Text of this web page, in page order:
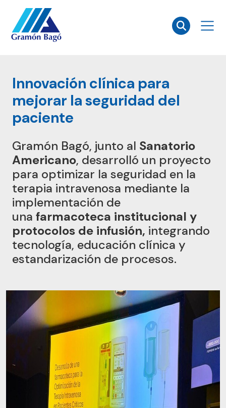
×
Innovación clínica para
mejorar la seguridad del
paciente
Gramón Bagó, junto al Sanatorio
Americano, desarrolló un proyecto
para optimizar la seguridad en la
terapia intravenosa mediante la
implementación de
una farmacoteca institucional y
protocolos de infusión, integrando
tecnología, educación clínica y
estandarización de procesos.